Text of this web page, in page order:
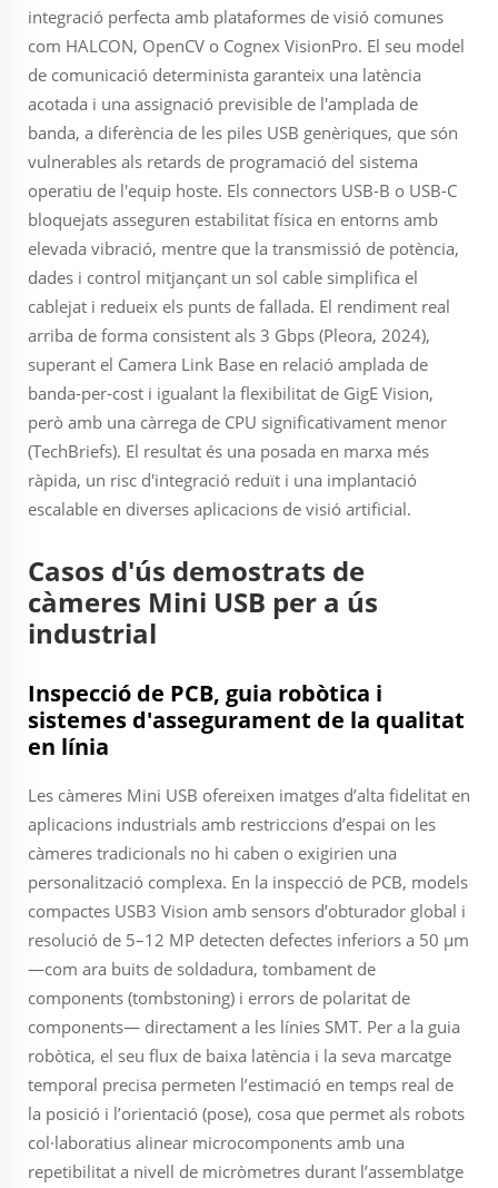
integració perfecta amb plataformes de visió comunes
com HALCON, OpenCV o Cognex VisionPro. El seu model
de comunicació determinista garanteix una latència
acotada i una assignació previsible de l'amplada de
banda, a diferència de les piles USB genèriques, que són
vulnerables als retards de programació del sistema
operatiu de l'equip hoste. Els connectors USB-B o USB-C
bloquejats asseguren estabilitat física en entorns amb
elevada vibració, mentre que la transmissió de potència,
dades i control mitjançant un sol cable simplifica el
cablejat i redueix els punts de fallada. El rendiment real
arriba de forma consistent als 3 Gbps (Pleora, 2024),
superant el Camera Link Base en relació amplada de
banda-per-cost i igualant la flexibilitat de GigE Vision,
però amb una càrrega de CPU significativament menor
(TechBriefs). El resultat és una posada en marxa més
ràpida, un risc d'integració reduït i una implantació
escalable en diverses aplicacions de visió artificial.
Casos d'ús demostrats de
càmeres Mini USB per a ús
industrial
Inspecció de PCB, guia robòtica i
sistemes d'assegurament de la qualitat
en línia
Les càmeres Mini USB ofereixen imatges d’alta fidelitat en
aplicacions industrials amb restriccions d’espai on les
càmeres tradicionals no hi caben o exigirien una
personalització complexa. En la inspecció de PCB, models
compactes USB3 Vision amb sensors d’obturador global i
resolució de 5–12 MP detecten defectes inferiors a 50 µm
—com ara buits de soldadura, tombament de
components (tombstoning) i errors de polaritat de
components— directament a les línies SMT. Per a la guia
robòtica, el seu flux de baixa latència i la seva marcatge
temporal precisa permeten l’estimació en temps real de
la posició i l’orientació (pose), cosa que permet als robots
col·laboratius alinear microcomponents amb una
repetibilitat a nivell de micròmetres durant l’assemblatge